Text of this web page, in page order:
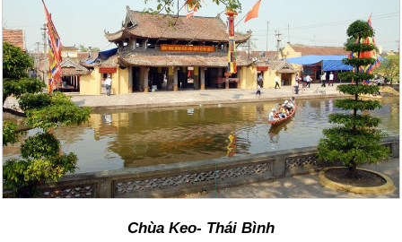
Chùa Keo- Thái Bình